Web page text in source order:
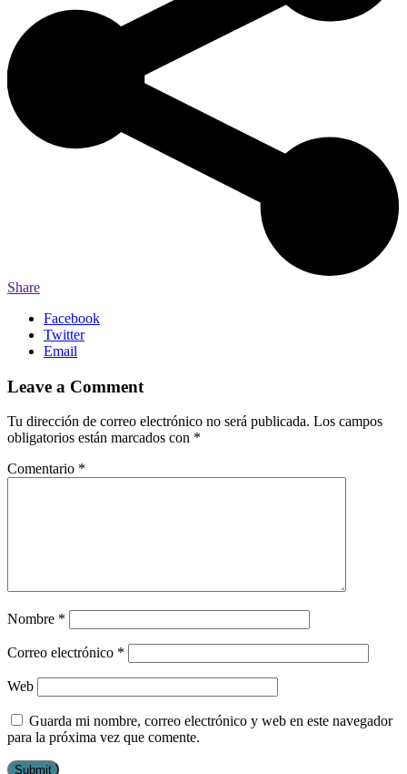
Share
Facebook
Twitter
Email
Leave a Comment
Tu dirección de correo electrónico no será publicada. Los campos
obligatorios están marcados con *
Comentario *
Nombre *
Correo electrónico *
Web
Guarda mi nombre, correo electrónico y web en este navegador
para la próxima vez que comente.